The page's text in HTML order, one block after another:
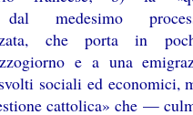
dal medesimo
che porta in
e a una
sociali ed economici,
cattolica» che —